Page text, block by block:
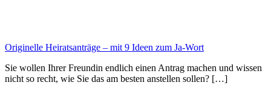
Originelle Heiratsanträge – mit 9 Ideen zum Ja-Wort
Sie wollen Ihrer Freundin endlich einen Antrag machen und wissen
nicht so recht, wie Sie das am besten anstellen sollen? […]